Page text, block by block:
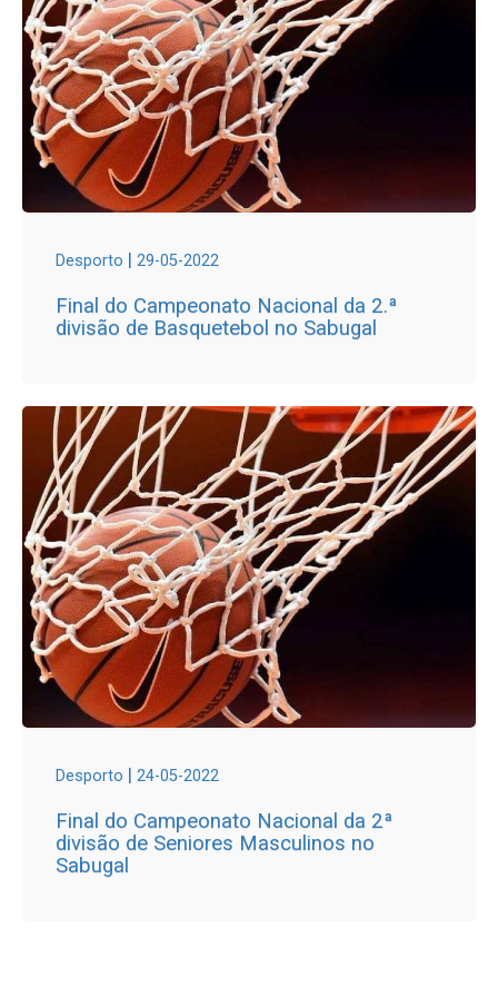
Desporto | 29-05-2022
Final do Campeonato Nacional da 2.ª
divisão de Basquetebol no Sabugal
Desporto | 24-05-2022
Final do Campeonato Nacional da 2ª
divisão de Seniores Masculinos no
Sabugal